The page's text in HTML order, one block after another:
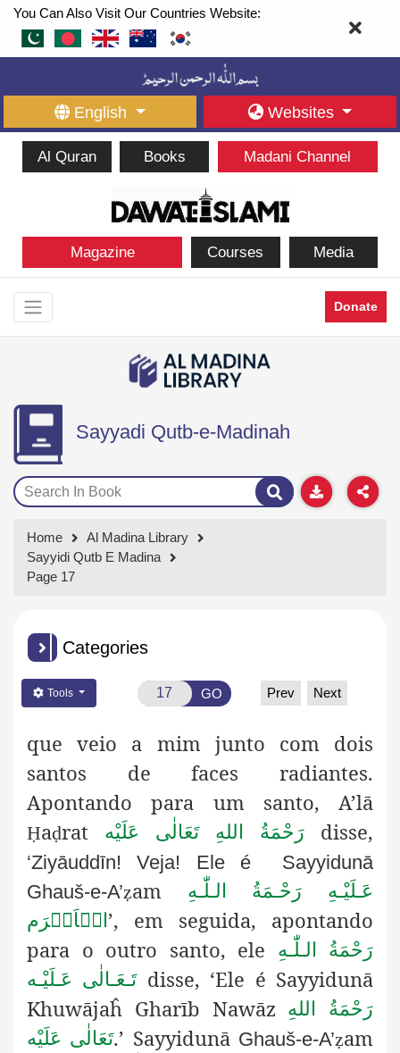
You Can Also Visit Our Countries Website:
English Websites
Al Quran Books Madani Channel
Magazine Courses Media
Donate
Sayyadi Qutb-e-Madinah
Home
Al Madina Library
Sayyidi Qutb E Madina
Page 17
Categories
Tools GO Prev Next
que veio a mim junto com dois
santos de faces radiantes.
Apontando para um santo, A’lā
Ḥaḍrat رَحْمَةُ اللهِ تَعَالٰی عَلَيْه disse,
‘Ziyāuddīn! Veja! Ele é Sayyidunā
Ghauš-e-A’ẓam
عَـلَيْـهِ رَحْـمَةُ الـلّٰـهِ
الۡاَکۡرَم’, em seguida, apontando
para o outro santo, ele
رَحْمَةُ الـلّٰـهِ
تَـعَـالٰی عَـلَيْـه disse, ‘Ele é Sayyidunā
Khuwājaĥ Gharīb Nawāz رَحْمَةُ اللهِ
تَعَالٰی عَلَيْه.’ Sayyidunā Ghauš-e-A’ẓam